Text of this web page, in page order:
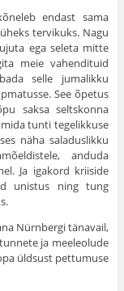
endast sama
tervikuks. Nagu
ega seleta mitte
meie vahendituid
selle jumalikku
See õpetus
saksa selts­konna
tunti tegelikkuse
näha saladuslikku
anduda
Ja igakord kriiside
unistus ning tung
Nürnbergi tänavail,
ja meeleolude
üldsust pettumuse